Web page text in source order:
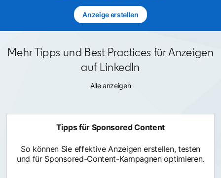
Anzeige erstellenopens in a new tab
Mehr Tipps und Best Practices für Anzeigen
auf LinkedIn
Alle anzeigen
Tipps für Sponsored Content
So können Sie effektive Anzeigen erstellen, testen
und für Sponsored-Content-Kampagnen optimieren.